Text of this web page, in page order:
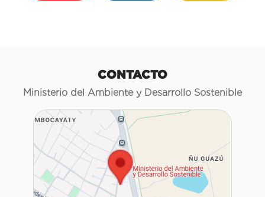
CONTACTO
Ministerio del Ambiente y Desarrollo Sostenible